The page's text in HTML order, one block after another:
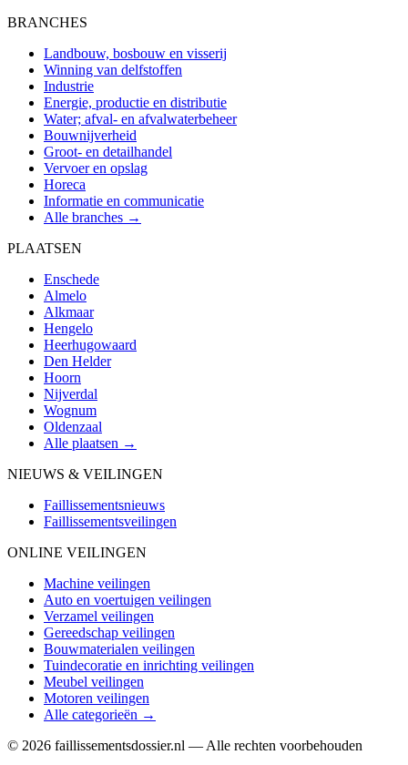
BRANCHES
Landbouw, bosbouw en visserij
Winning van delfstoffen
Industrie
Energie, productie en distributie
Water; afval- en afvalwaterbeheer
Bouwnijverheid
Groot- en detailhandel
Vervoer en opslag
Horeca
Informatie en communicatie
Alle branches →
PLAATSEN
Enschede
Almelo
Alkmaar
Hengelo
Heerhugowaard
Den Helder
Hoorn
Nijverdal
Wognum
Oldenzaal
Alle plaatsen →
NIEUWS & VEILINGEN
Faillissementsnieuws
Faillissementsveilingen
ONLINE VEILINGEN
Machine veilingen
Auto en voertuigen veilingen
Verzamel veilingen
Gereedschap veilingen
Bouwmaterialen veilingen
Tuindecoratie en inrichting veilingen
Meubel veilingen
Motoren veilingen
Alle categorieën →
© 2026 faillissementsdossier.nl — Alle rechten voorbehouden